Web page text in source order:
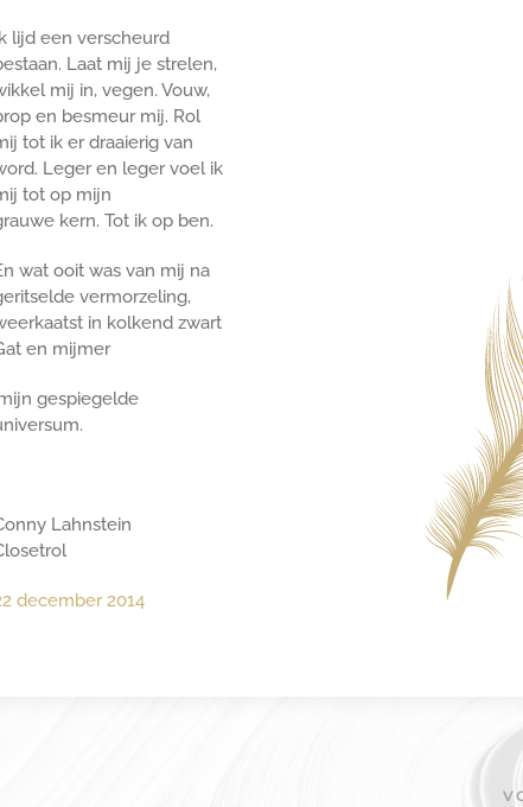
lijd een verscheurd
Laat mij je strelen,
mij in, vegen. Vouw,
en besmeur mij. Rol
tot ik er draaierig van
Leger en leger voel ik
tot op mijn
kern. Tot ik op ben.
wat ooit was van mij na
vermorzeling,
in kolkend zwart
en mijmer
gespiegelde
Lahnstein
december 2014